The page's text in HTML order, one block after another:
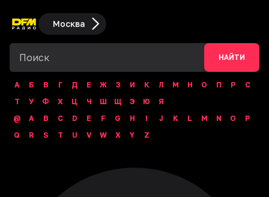
Москва
НАЙТИ
А Б В Г Д Е Ж З И К Л М Н О П Р
С
Т
У Ф Х Ц Ч Ш Щ Э Ю
Я
@
A B C D E F G H I J K L M N O
P
Q
R S T U V W X Y Z